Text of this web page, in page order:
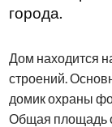
города.
Дом находится
строений.
домик охраны
Общая площадь